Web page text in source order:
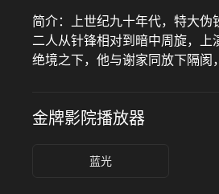
简介：
上世纪九十年代，特大
二人从针锋相对到暗中周旋，上
绝境之下，他与谢家同放下隔阂
金牌影院播放器
蓝光